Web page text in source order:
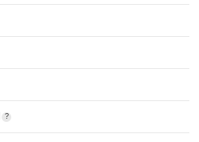
?